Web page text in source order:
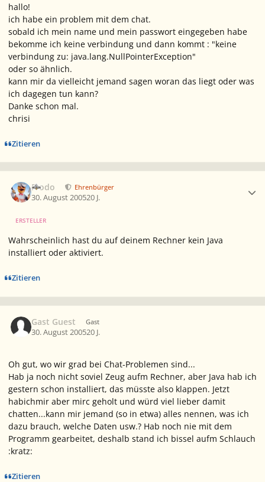
hallo!
ich habe ein problem mit dem chat.
sobald ich mein name und mein passwort eingegeben habe
bekomme ich keine verbindung und dann kommt : "keine
verbindung zu: java.lang.NullPointerException"
oder so ähnlich.
kann mir da vielleicht jemand sagen woran das liegt oder was
ich dagegen tun kann?
Danke schon mal.
chrisi
Zitieren
Frodo Ehrenbürger
30. August 200520 J.
ERSTELLER
Wahrscheinlich hast du auf deinem Rechner kein Java
installiert oder aktiviert.
Zitieren
Gast Guest Gast
30. August 200520 J.
Oh gut, wo wir grad bei Chat-Problemen sind...
Hab ja noch nicht soviel Zeug aufm Rechner, aber Java hab ich
gestern schon installiert, das müsste also klappen. Jetzt
habichmir aber mirc geholt und würd viel lieber damit
chatten...kann mir jemand (so in etwa) alles nennen, was ich
dazu brauch, welche Daten usw.? Hab noch nie mit dem
Programm gearbeitet, deshalb stand ich bissel aufm Schlauch
:kratz:
Zitieren